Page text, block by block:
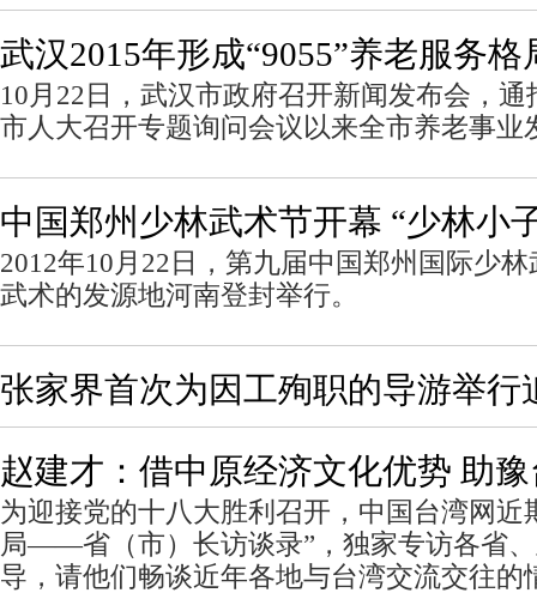
武汉2015年形成“9055”养老服务格
10月22日，武汉市政府召开新闻发布会，
市人大召开专题询问会议以来全市养老事业
中国郑州少林武术节开幕 “少林小
2012年10月22日，第九届中国郑州国际少
武术的发源地河南登封举行。
张家界首次为因工殉职的导游举行
赵建才：借中原经济文化优势 助
为迎接党的十八大胜利召开，中国台湾网近
局——省（市）长访谈录”，独家专访各省
导，请他们畅谈近年各地与台湾交流交往的